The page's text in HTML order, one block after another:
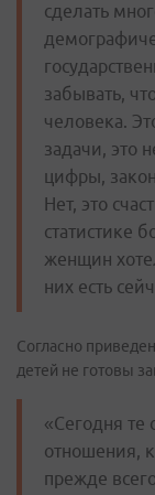
сделать
забывать,
человека.
задачи, это
цифры,
Нет, это
статистике
женщин
них есть
Согласно
детей не готовы
«Сегодня те
отношения,
прежде